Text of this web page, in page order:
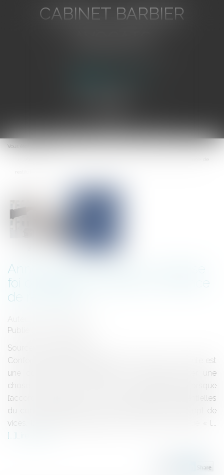
CABINET BARBIER
Ouvrir
le
Vous êtes ici :
Annulation de la vente : mauvaise
foi ou faute du vendeur et créance
de restitution
Auteur : KABORI Jessica
Publié le :
Source :
Conformément à l’article 1582 du code civil « la vente est
une convention par laquelle l'un s'oblige à livrer une
chose, et l'autre à la payer ». Elle est parfaite lorsque
l’accord des parties sur les caractéristiques essentielles
du contrat (telles que la chose et le prix) est exempt de
vices. Il ressort de l’article 1130 du même code que « l...